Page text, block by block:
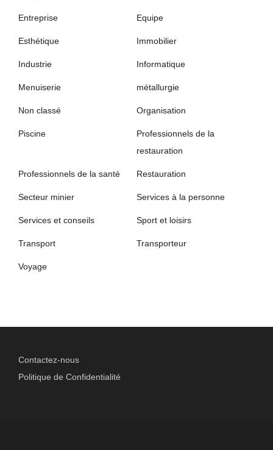
Entreprise Equipe
Esthétique Immobilier
Industrie Informatique
Menuiserie métallurgie
Non classé Organisation
Piscine
Professionnels de la
restauration
Professionnels de la santé Restauration
Secteur minier Services à la personne
Services et conseils Sport et loisirs
Transport Transporteur
Voyage
Contactez-nous
Politique de Confidentialité